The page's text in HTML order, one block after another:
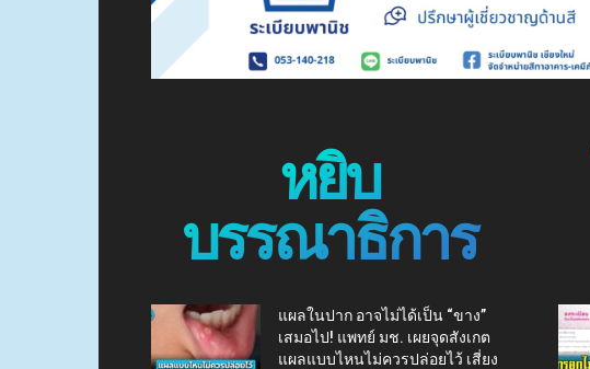
หยิบ
บรรณาธิการ
แผลในปาก อาจไม่ได้เป็น “ขาง”
เสมอไป! แพทย์ มช. เผยจุดสังเกต
แผลแบบไหนไม่ควรปล่อยไว้ เสี่ยง